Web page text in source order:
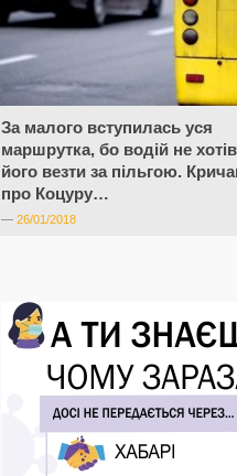
За малого вступилась уся
маршрутка, бо водій не хотів
його везти за пільгою.
про Коцуру…
— 26/01/2018